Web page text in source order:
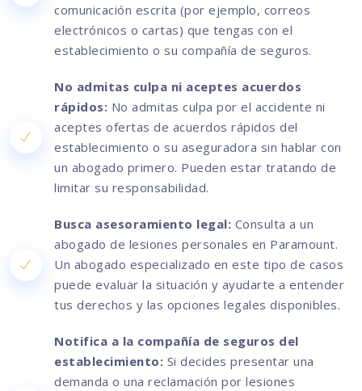
comunicación escrita (por ejemplo, correos
electrónicos o cartas) que tengas con el
establecimiento o su compañía de seguros.
No admitas culpa ni aceptes acuerdos
rápidos: No admitas culpa por el accidente ni
aceptes ofertas de acuerdos rápidos del
establecimiento o su aseguradora sin hablar con
un abogado primero. Pueden estar tratando de
limitar su responsabilidad.
Busca asesoramiento legal: Consulta a un
abogado de lesiones personales en Paramount.
Un abogado especializado en este tipo de casos
puede evaluar la situación y ayudarte a entender
tus derechos y las opciones legales disponibles.
Notifica a la compañía de seguros del
establecimiento: Si decides presentar una
demanda o una reclamación por lesiones